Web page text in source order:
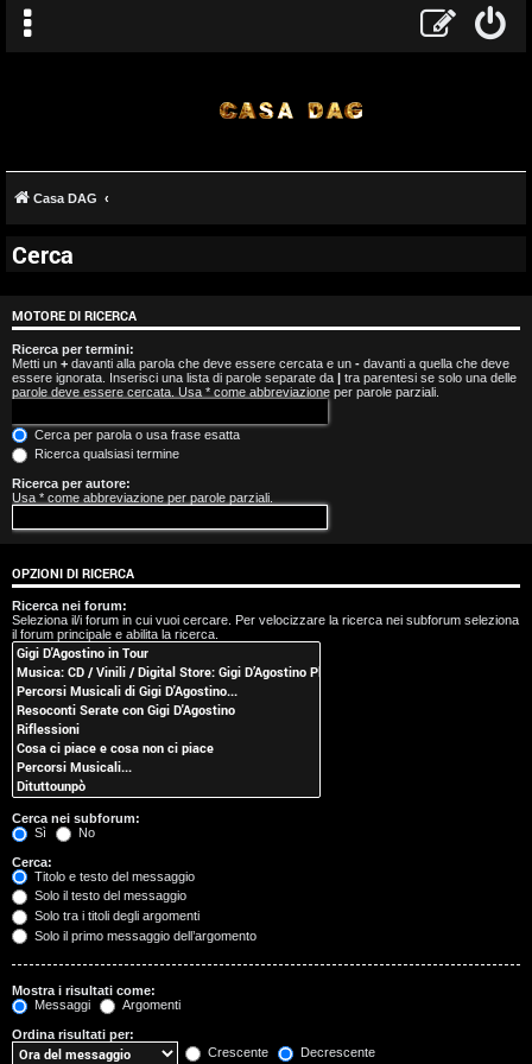
A
r
g
o
m
e
n
i
s
e
n
z
a
r
i
s
p
o
s
Casa DAG
Cerca
MOTORE DI RICERCA
Ricerca per termini:
Metti un + davanti alla parola che deve essere cercata e un - davanti a quella che deve
essere ignorata. Inserisci una lista di parole separate da | tra parentesi se solo una delle
parole deve essere cercata. Usa * come abbreviazione per parole parziali.
Cerca per parola o usa frase esatta
Ricerca qualsiasi termine
Ricerca per autore:
Usa * come abbreviazione per parole parziali.
OPZIONI DI RICERCA
Ricerca nei forum:
Seleziona il/i forum in cui vuoi cercare. Per velocizzare la ricerca nei subforum seleziona
il forum principale e abilita la ricerca.
Cerca nei subforum:
Sì
No
Cerca:
Titolo e testo del messaggio
Solo il testo del messaggio
Solo tra i titoli degli argomenti
Solo il primo messaggio dell’argomento
Mostra i risultati come:
Messaggi
Argomenti
Ordina risultati per:
Crescente
Decrescente